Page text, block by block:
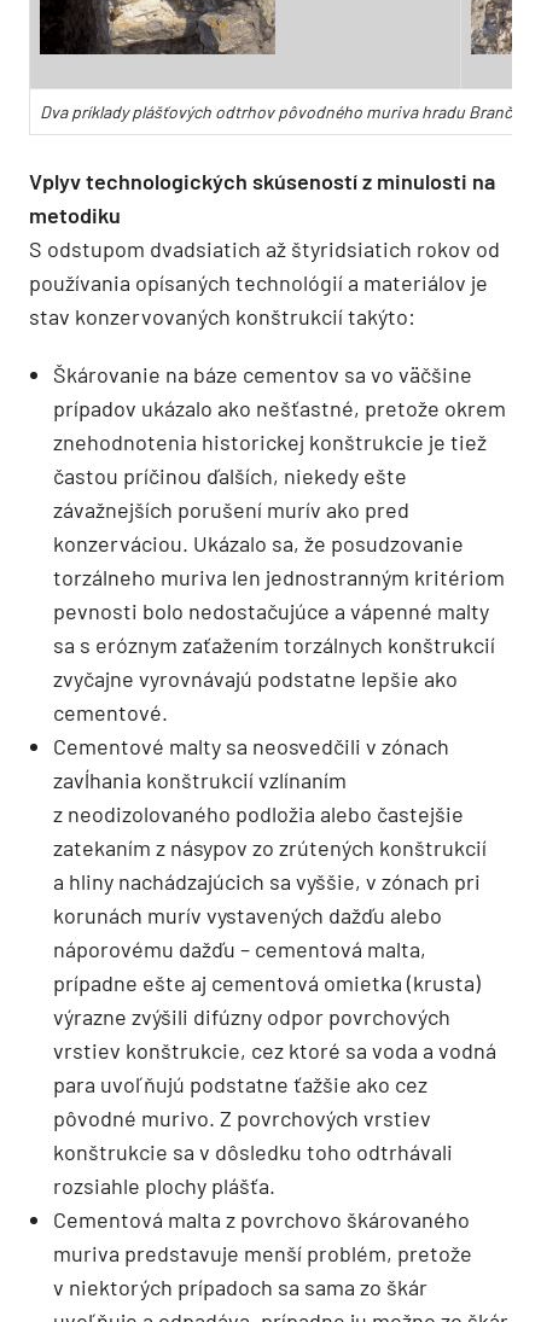
Dva príklady plášťových odtrhov pôvodného muriva hradu Branč
Vplyv technologických skúseností z minulosti na
metodiku
S odstupom dvadsiatich až štyridsiatich rokov od
používania opísaných technológií a materiálov je
stav konzervovaných konštrukcií takýto:
Škárovanie na báze cementov sa vo väčšine
prípadov ukázalo ako nešťastné, pretože okrem
znehodnotenia historickej konštrukcie je tiež
častou príčinou ďalších, niekedy ešte
závažnejších porušení murív ako pred
konzerváciou. Ukázalo sa, že posudzovanie
torzálneho muriva len jednostranným kritériom
pevnosti bolo nedostačujúce a vápenné malty
sa s eróznym zaťažením torzálnych konštrukcií
zvyčajne vyrovnávajú podstatne lepšie ako
cementové.
Cementové malty sa neosvedčili v zónach
zavĺhania konštrukcií vzlínaním
z neodizolovaného podložia alebo častejšie
zatekaním z násypov zo zrútených konštrukcií
a hliny nachádzajúcich sa vyššie, v zónach pri
korunách murív vystavených dažďu alebo
náporovému dažďu – cementová malta,
prípadne ešte aj cementová omietka (krusta)
výrazne zvýšili difúzny odpor povrchových
vrstiev konštrukcie, cez ktoré sa voda a vodná
para uvoľňujú podstatne ťažšie ako cez
pôvodné murivo. Z povrchových vrstiev
konštrukcie sa v dôsledku toho odtrhávali
rozsiahle plochy plášťa.
Cementová malta z povrchovo škárovaného
muriva predstavuje menší problém, pretože
v niektorých prípadoch sa sama zo škár